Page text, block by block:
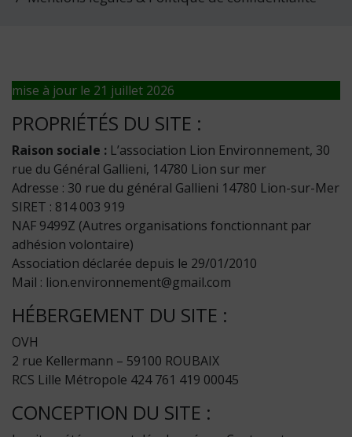
mise à jour le 21 juillet 2026
PROPRIÉTÉS DU SITE :
Raison sociale : L’association Lion Environnement, 30
rue du Général Gallieni, 14780 Lion sur mer
Adresse : 30 rue du général Gallieni 14780 Lion-sur-Mer
SIRET : 814 003 919
NAF 9499Z (Autres organisations fonctionnant par
adhésion volontaire)
Association déclarée depuis le 29/01/2010
Mail : lion.environnement@gmail.com
HÉBERGEMENT DU SITE :
OVH
2 rue Kellermann – 59100 ROUBAIX
RCS Lille Métropole 424 761 419 00045
CONCEPTION DU SITE :